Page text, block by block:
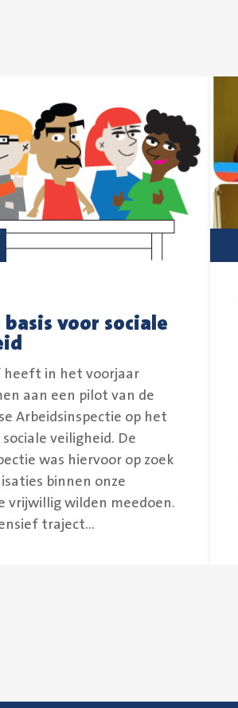
voor sociale
heeft in het voorjaar
aan een pilot van de
Arbeidsinspectie op het
veiligheid. De
was hiervoor op zoek
binnen onze
vrijwillig wilden meedoen.
traject...